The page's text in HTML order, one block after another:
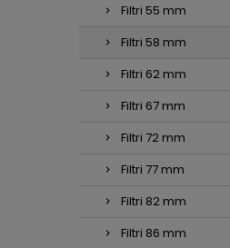
Filtri 55 mm
Filtri 58 mm
Filtri 62 mm
Filtri 67 mm
Filtri 72 mm
Filtri 77 mm
Filtri 82 mm
Filtri 86 mm